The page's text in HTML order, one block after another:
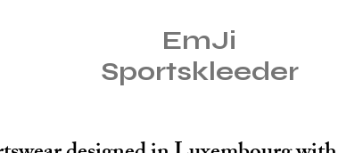
EmJi
Sportskleeder